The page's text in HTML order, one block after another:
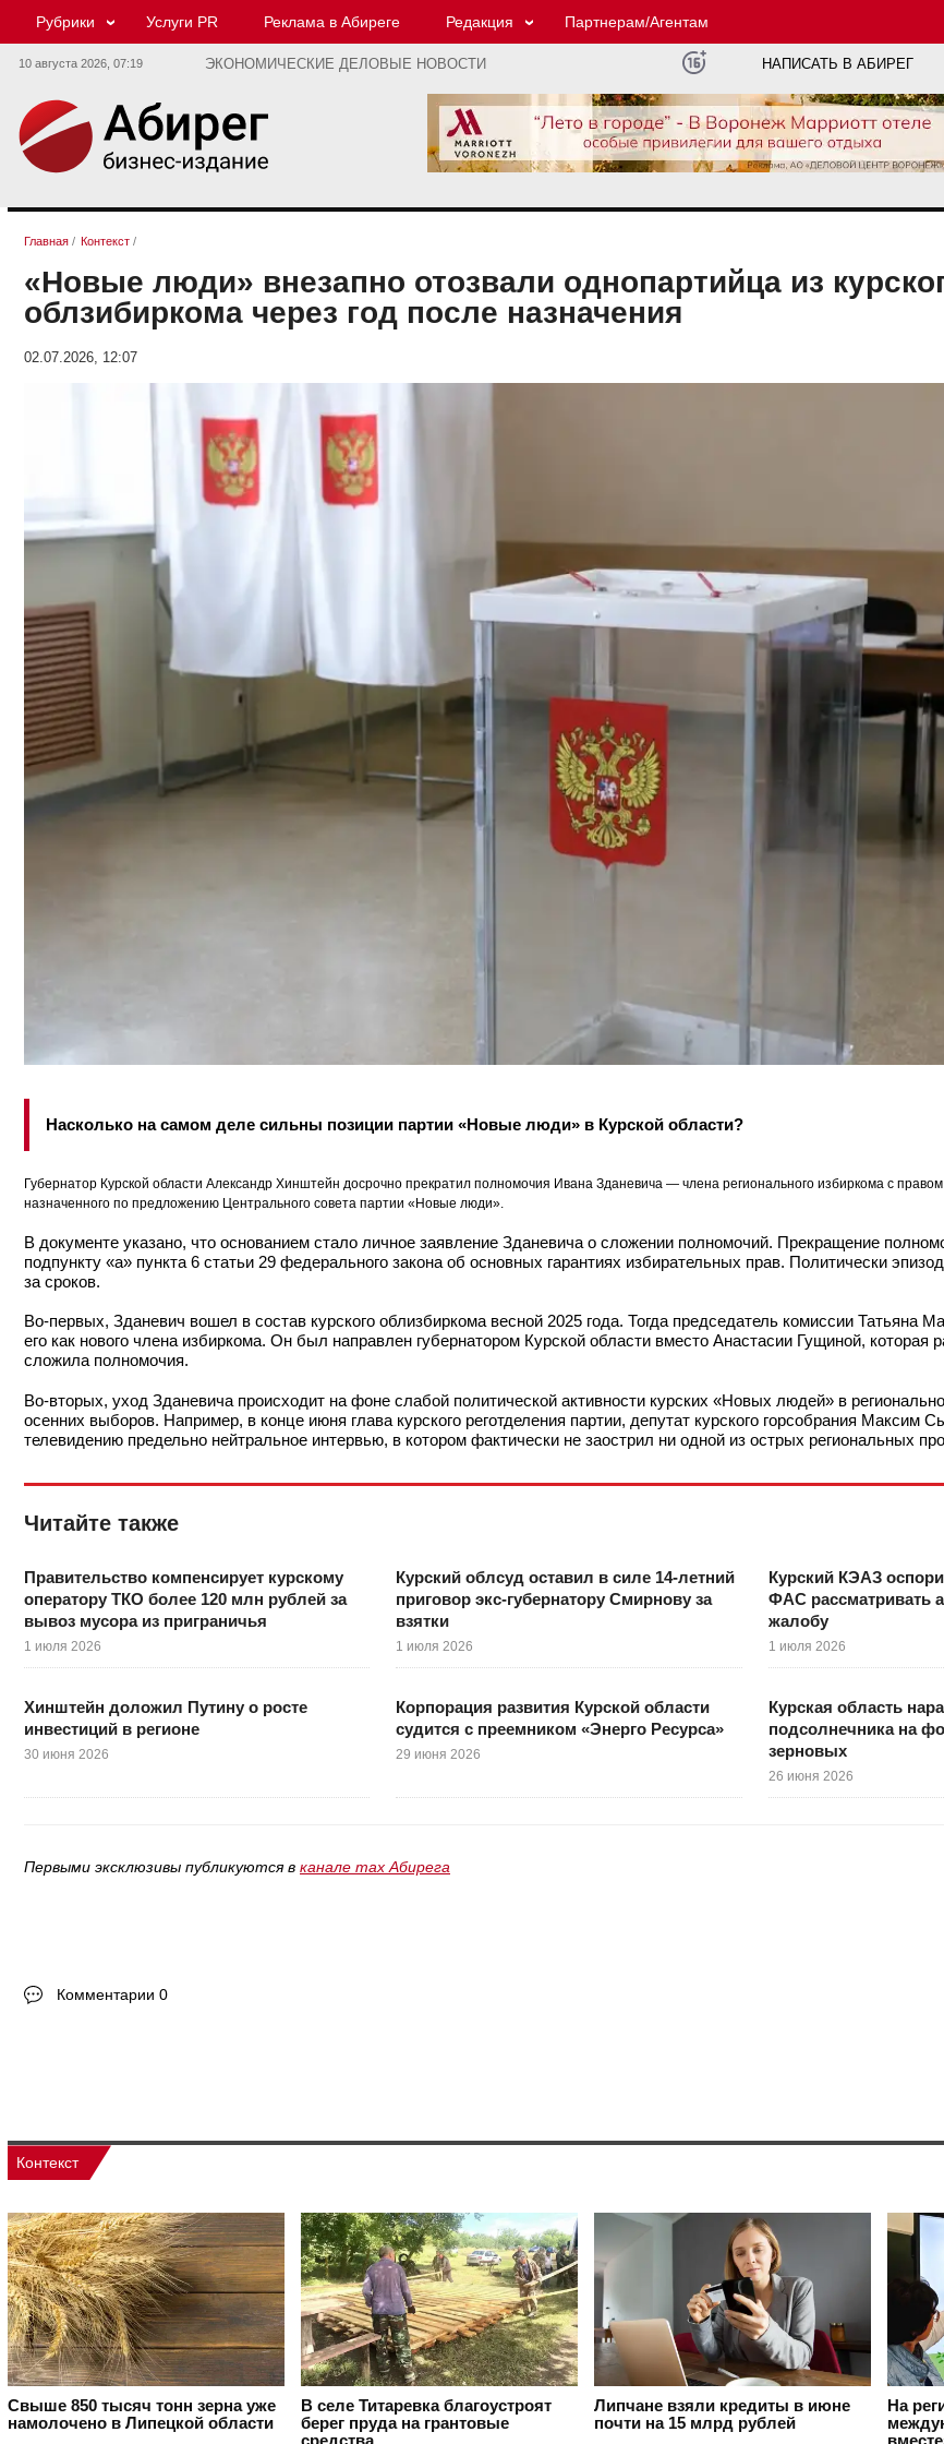
Рубрики Услуги PR Реклама в Абиреге Редакция Партнерам/Агентам
10 августа 2026, 07:19 ЭКОНОМИЧЕСКИЕ ДЕЛОВЫЕ НОВОСТИ НАПИСАТЬ В АБИРЕГ
Главная / Контекст /
«Новые люди» внезапно отозвали однопартийца из
облзибиркома через год после назначения
02.07.2026, 12:07
Насколько на самом деле сильны позиции партии «Новые люди» в Курской области?
Губернатор Курской области Александр Хинштейн досрочно прекратил полномочия Ивана Зданевича — члена регионального избиркома с
назначенного по предложению Центрального совета партии «Новые люди».
В документе указано, что основанием стало личное заявление Зданевича о сложении полномочий. Прекращение
подпункту «а» пункта 6 статьи 29 федерального закона об основных гарантиях избирательных прав. Политически
за сроков.
Во-первых, Зданевич вошел в состав курского облизбиркома весной 2025 года. Тогда председатель комиссии Татьяна
его как нового члена избиркома. Он был направлен губернатором Курской области вместо Анастасии Гущиной, которая
сложила полномочия.
Во-вторых, уход Зданевича происходит на фоне слабой политической активности курских «Новых людей» в
осенних выборов. Например, в конце июня глава курского реготделения партии, депутат курского горсобрания Максим
телевидению предельно нейтральное интервью, в котором фактически не заострил ни одной из острых региональных
Читайте также
Правительство компенсирует курскому
оператору ТКО более 120 млн рублей за
вывоз мусора из приграничья
1 июля 2026
Курский облсуд оставил в силе 14-летний
приговор экс-губернатору Смирнову за
взятки
1 июля 2026
Курский КЭАЗ
ФАС рассматривать
жалобу
1 июля 2026
Хинштейн доложил Путину о росте
инвестиций в регионе
30 июня 2026
Корпорация развития Курской области
судится с преемником «Энерго Ресурса»
29 июня 2026
Курская область
подсолнечника на
зерновых
26 июня 2026
Первыми эксклюзивы публикуются в канале max Абирега
Комментарии 0
Контекст
Свыше 850 тысяч тонн зерна уже
намолочено в Липецкой области
В селе Титаревка благоустроят
берег пруда на грантовые
Липчане взяли кредиты в июне
почти на 15 млрд рублей
На